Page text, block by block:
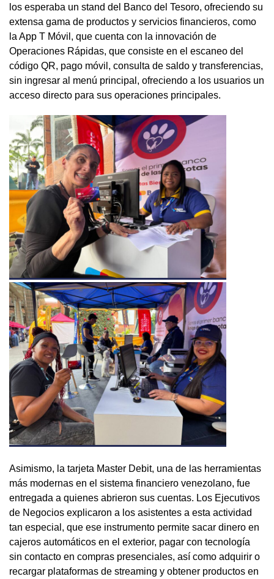
los esperaba un stand del Banco del Tesoro, ofreciendo su
extensa gama de productos y servicios financieros, como
la App T Móvil, que cuenta con la innovación de
Operaciones Rápidas, que consiste en el escaneo del
código QR, pago móvil, consulta de saldo y transferencias,
sin ingresar al menú principal, ofreciendo a los usuarios un
acceso directo para sus operaciones principales.
Asimismo, la tarjeta Master Debit, una de las herramientas
más modernas en el sistema financiero venezolano, fue
entregada a quienes abrieron sus cuentas. Los Ejecutivos
de Negocios explicaron a los asistentes a esta actividad
tan especial, que ese instrumento permite sacar dinero en
cajeros automáticos en el exterior, pagar con tecnología
sin contacto en compras presenciales, así como adquirir o
recargar plataformas de streaming y obtener productos en